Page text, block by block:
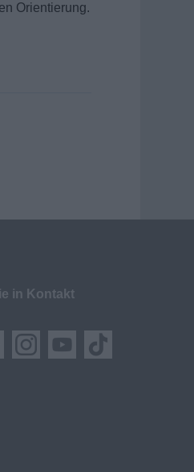
Orientierung.
in Kontakt